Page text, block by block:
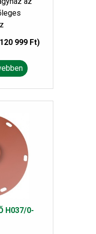
999 Ft)
H037/0-